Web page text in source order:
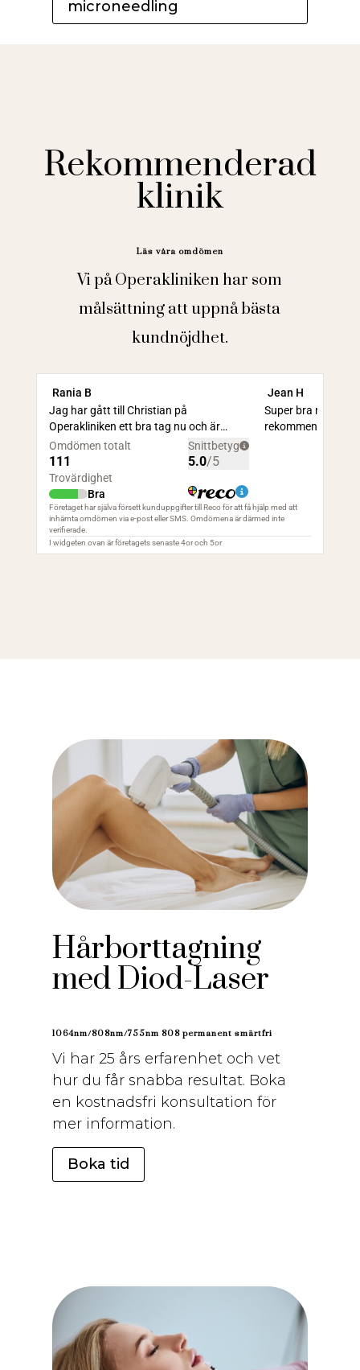
microneedling
Rekommenderad
klinik
Läs våra omdömen
Vi på Operakliniken har som
målsättning att uppnå bästa
kundnöjdhet.
Hårborttagning
med Diod-Laser
1064nm/808nm/755nm 808 permanent smärtfri
Vi har 25 års erfarenhet och vet
hur du får snabba resultat. Boka
en kostnadsfri konsultation för
mer information.
Boka tid